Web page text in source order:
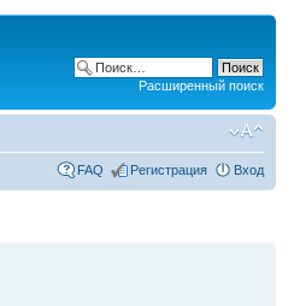
Расширенный поиск
FAQ Регистрация Вход